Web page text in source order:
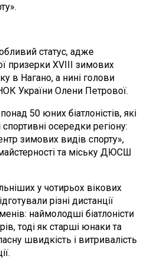
статус, адже
призерки XVIII зимових
в Нагано, а нині голови
України Олени Петрової.
50 юних біатлоністів, які
осередки регіону:
зимових видів спорту»,
та міську ДЮСШ
у чотирьох вікових
різні дистанції
наймолодші біатлоністи
тоді як старші юнаки та
швидкість і витривалість